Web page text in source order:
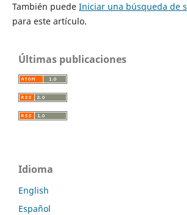
También puede Iniciar una búsqueda de
para este artículo.
Últimas publicaciones
Idioma
English
Español